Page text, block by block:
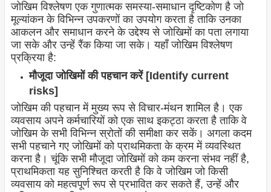
जोखिम विश्लेषण एक गुणात्मक समस्या-समाधान दृष्टिकोण है जो
मूल्यांकन के विभिन्न उपकरणों का उपयोग करता है ताकि उनका
आकलन और समाधान करने के उद्देश्य से जोखिमों का पता लगाया
जा सके और उन्हें रैंक किया जा सके। यहाँ जोखिम विश्लेषण
प्रक्रिया है:
मौजूदा जोखिमों की पहचान करें [Identify current
risks]
जोखिम की पहचान में मुख्य रूप से विचार-मंथन शामिल है। एक
व्यवसाय अपने कर्मचारियों को एक साथ इकट्ठा करता है ताकि वे
जोखिम के सभी विभिन्न स्रोतों की समीक्षा कर सकें। अगला कदम
सभी पहचाने गए जोखिमों को प्राथमिकता के क्रम में व्यवस्थित
करना है। चूंकि सभी मौजूदा जोखिमों को कम करना संभव नहीं है,
प्राथमिकता यह सुनिश्चित करती है कि वे जोखिम जो किसी
व्यवसाय को महत्वपूर्ण रूप से प्रभावित कर सकते हैं, उन्हें और